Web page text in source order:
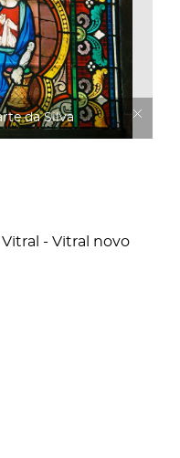
da Silva
- Vitral novo